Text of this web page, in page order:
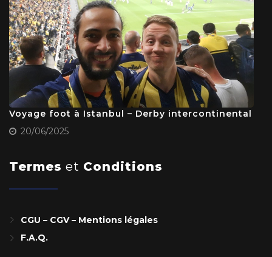
Voyage foot à Istanbul – Derby intercontinental
20/06/2025
Termes et Conditions
CGU – CGV – Mentions légales
F.A.Q.